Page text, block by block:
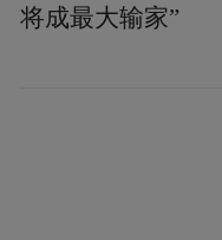
将成最大输家”